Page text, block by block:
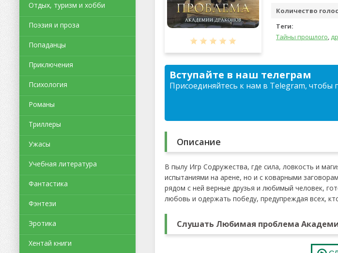
Отдых, туризм и хобби
Поэзия и проза
Попаданцы
Приключения
Психология
Романы
Триллеры
Ужасы
Учебная литература
Фантастика
Фэнтези
Эротика
Хентай книги
Количество
Теги:
Тайны прошлого,
Вступайте в наш телеграм
Присоединяйтесь к нам в Telegram, чтобы
Описание
В пылу Игр Содружества, где сила, ловкость и
испытаниями на арене, но и с коварными
рядом с ней верные друзья и любимый человек,
любовь и одержать победу, предупреждая всех,
Слушать Любимая проблема